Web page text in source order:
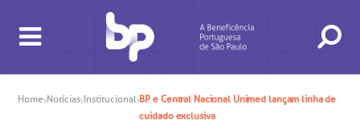
Home Notícias Institucional BP e Central Nacional Unimed lançam linha de
cuidado exclusiva